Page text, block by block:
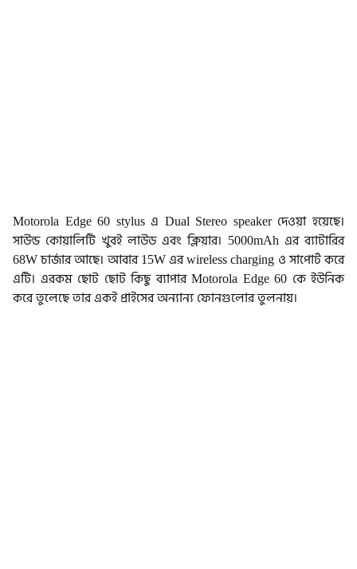
Motorola Edge 60 stylus এ Dual Stereo speaker দেওয়া হয়েছে।
সাউন্ড কোয়ালিটি খুবই লাউড এবং ক্লিয়ার। 5000mAh এর ব্যাটারির
68W চার্জার আছে। আবার 15W এর wireless charging ও সাপোর্ট করে
এটি। এরকম ছোট ছোট কিছু ব্যাপার Motorola Edge 60 কে ইউনিক
করে তুলেছে তার একই প্রাইসের অন্যান্য ফোনগুলোর তুলনায়।